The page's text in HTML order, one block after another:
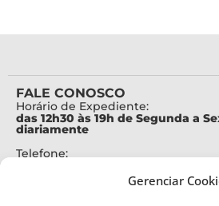
Gerenciar
FALE CONOSCO
Horário de Expediente:
das 12h30 às 19h de Segunda a
diariamente
Telefone: